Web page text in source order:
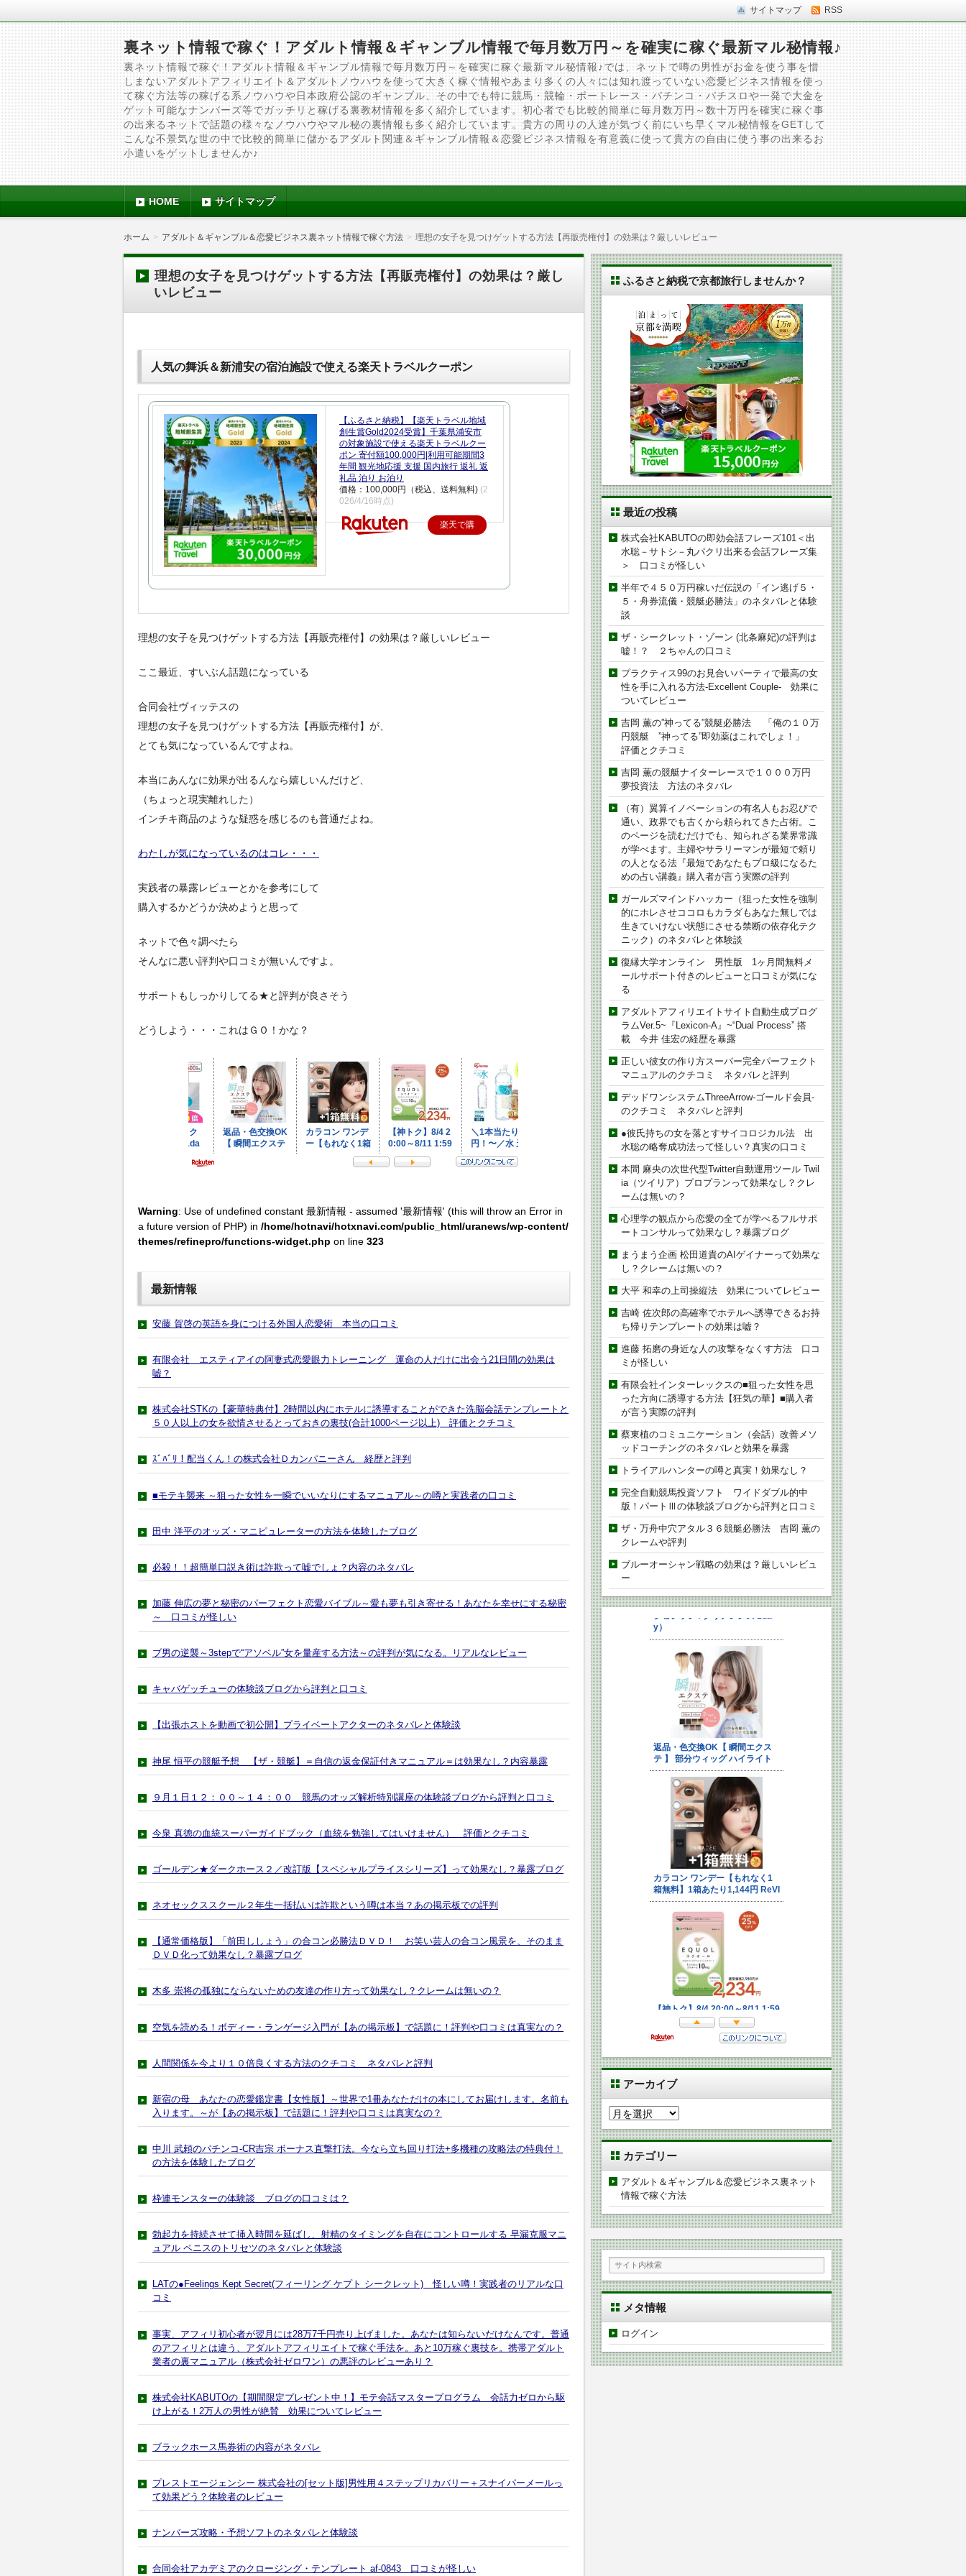
サイトマップ RSS
裏ネット情報で稼ぐ！アダルト情報＆ギャンブル情報で毎月数万円～を確実に稼ぐ最新マル秘情報♪
裏ネット情報で稼ぐ！アダルト情報＆ギャンブル情報で毎月数万円～を確実に稼ぐ最新マル秘情報♪では、ネットで噂の男性がお金を使う事を惜
しまないアダルトアフィリエイト＆アダルトノウハウを使って大きく稼ぐ情報やあまり多くの人々には知れ渡っていない恋愛ビジネス情報を使っ
て稼ぐ方法等の稼げる系ノウハウや日本政府公認のギャンブル、その中でも特に競馬・競輪・ボートレース・パチンコ・パチスロや一発で大金を
ゲット可能なナンバーズ等でガッチリと稼げる裏教材情報を多く紹介しています。初心者でも比較的簡単に毎月数万円～数十万円を確実に稼ぐ事
の出来るネットで話題の様々なノウハウやマル秘の裏情報も多く紹介しています。貴方の周りの人達が気づく前にいち早くマル秘情報をGETして
こんな不景気な世の中で比較的簡単に儲かるアダルト関連＆ギャンブル情報＆恋愛ビジネス情報を有意義に使って貴方の自由に使う事の出来るお
小遣いをゲットしませんか♪
HOME サイトマップ
ホーム アダルト＆ギャンブル＆恋愛ビジネス裏ネット情報で稼ぐ方法 理想の女子を見つけゲットする方法【再販売権付】の効果は？厳しいレビュー
理想の女子を見つけゲットする方法【再販売権付】の効果は？厳し
いレビュー
人気の舞浜＆新浦安の宿泊施設で使える楽天トラベルクーポン
【ふるさと納税】【楽天トラベル地域
創生賞Gold2024受賞】千葉県浦安市
の対象施設で使える楽天トラベルクー
ポン 寄付額100,000円|利用可能期間3
年間 観光地応援 支援 国内旅行 返礼 返
礼品 泊り お泊り
価格：100,000円（税込、送料無料) (2
026/4/16時点)
楽天で購
理想の女子を見つけゲットする方法【再販売権付】の効果は？厳しいレビュー
ここ最近、すいぶん話題になっている
合同会社ヴィッテスの
理想の女子を見つけゲットする方法【再販売権付】が、
とても気になっているんですよね。
本当にあんなに効果が出るんなら嬉しいんだけど、
（ちょっと現実離れした）
インチキ商品のような疑惑を感じるのも普通だよね。
わたしが気になっているのはコレ・・・
実践者の暴露レビューとかを参考にして
購入するかどうか決めようと思って
ネットで色々調べたら
そんなに悪い評判や口コミが無いんですよ。
サポートもしっかりしてる★と評判が良さそう
どうしよう・・・これはＧＯ！かな？
Warning: Use of undefined constant 最新情報 - assumed '最新情報' (this will throw an Error in
a future version of PHP) in /home/hotnavi/hotxnavi.com/public_html/uranews/wp-content/
themes/refinepro/functions-widget.php on line 323
最新情報
安藤 賀啓の英語を身につける外国人恋愛術 本当の口コミ
有限会社 エスティアイの阿妻式恋愛眼力トレーニング 運命の人だけに出会う21日間の効果は
嘘？
株式会社STKの【豪華特典付】2時間以内にホテルに誘導することができた洗脳会話テンプレートと
５０人以上の女を欲情させるとっておきの裏技(合計1000ページ以上) 評価とクチコミ
ｽﾞﾊﾞﾘ！配当くん！の株式会社Ｄカンパニーさん 経歴と評判
■モテキ襲来 ～狙った女性を一瞬でいいなりにするマニュアル～の噂と実践者の口コミ
田中 洋平のオッズ・マニピュレーターの方法を体験したブログ
必殺！！超簡単口説き術は詐欺って嘘でしょ？内容のネタバレ
加藤 伸広の夢と秘密のパーフェクト恋愛バイブル～愛も夢も引き寄せる！あなたを幸せにする秘密
～ 口コミが怪しい
ブ男の逆襲～3stepで“アソベル”女を量産する方法～の評判が気になる。リアルなレビュー
キャバゲッチューの体験談ブログから評判と口コミ
【出張ホストを動画で初公開】プライベートアクターのネタバレと体験談
神尾 恒平の競艇予想 【ザ・競艇】＝自信の返金保証付きマニュアル＝は効果なし？内容暴露
９月１日１２：００～１４：００ 競馬のオッズ解析特別講座の体験談ブログから評判と口コミ
今泉 真徳の血統スーパーガイドブック（血統を勉強してはいけません） 評価とクチコミ
ゴールデン★ダークホース２／改訂版【スペシャルプライスシリーズ】って効果なし？暴露ブログ
ネオセックススクール２年生一括払いは詐欺という噂は本当？あの掲示板での評判
【通常価格版】「前田ししょう」の合コン必勝法ＤＶＤ！ お笑い芸人の合コン風景を、そのまま
ＤＶＤ化って効果なし？暴露ブログ
木多 崇将の孤独にならないための友達の作り方って効果なし？クレームは無いの？
空気を読める！ボディー・ランゲージ入門が【あの掲示板】で話題に！評判や口コミは真実なの？
人間関係を今より１０倍良くする方法のクチコミ ネタバレと評判
新宿の母 あなたの恋愛鑑定書【女性版】～世界で1冊あなただけの本にしてお届けします。名前も
入ります。～が【あの掲示板】で話題に！評判や口コミは真実なの？
中川 武頼のパチンコ-CR吉宗 ボーナス直撃打法。今なら立ち回り打法+多機種の攻略法の特典付！
の方法を体験したブログ
枠連モンスターの体験談 ブログの口コミは？
勃起力を持続させて挿入時間を延ばし、射精のタイミングを自在にコントロールする 早漏克服マニ
ュアル ペニスのトリセツのネタバレと体験談
LATの●Feelings Kept Secret(フィーリング ケプト シークレット) 怪しい噂！実践者のリアルな口
コミ
事実、アフィリ初心者が翌月には28万7千円売り上げました。あなたは知らないだけなんです。普通
のアフィリとは違う、アダルトアフィリエイトで稼ぐ手法を。あと10万稼ぐ裏技を。携帯アダルト
業者の裏マニュアル（株式会社ゼロワン）の悪評のレビューあり？
株式会社KABUTOの【期間限定プレゼント中！】モテ会話マスタープログラム 会話力ゼロから駆
け上がる！2万人の男性が絶賛 効果についてレビュー
ブラックホース馬券術の内容がネタバレ
プレストエージェンシー 株式会社の[セット版]男性用４ステップリカバリー＋スナイパーメールっ
て効果どう？体験者のレビュー
ナンバーズ攻略・予想ソフトのネタバレと体験談
合同会社アカデミアのクロージング・テンプレート af-0843 口コミが怪しい
ふるさと納税で京都旅行しませんか？
最近の投稿
株式会社KABUTOの即効会話フレーズ101＜出
水聡－サトシ－丸パクリ出来る会話フレーズ集
＞ 口コミが怪しい
半年で４５０万円稼いだ伝説の「イン逃げ５・
５・舟券流儀・競艇必勝法」のネタバレと体験
談
ザ・シークレット・ゾーン (北条麻妃)の評判は
嘘！？ ２ちゃんの口コミ
プラクティス99のお見合いパーティで最高の女
性を手に入れる方法-Excellent Couple- 効果に
ついてレビュー
吉岡 薫の”神ってる”競艇必勝法 「俺の１０万
円競艇 ”神ってる”即効薬はこれでしょ！」
評価とクチコミ
吉岡 薫の競艇ナイターレースで１０００万円
夢投資法 方法のネタバレ
（有）翼算イノベーションの有名人もお忍びで
通い、政界でも古くから頼られてきた占術。こ
のページを読むだけでも、知られざる業界常識
が学べます。主婦やサラリーマンが最短で頼り
の人となる法『最短であなたもプロ級になるた
めの占い講義』購入者が言う実際の評判
ガールズマインドハッカー（狙った女性を強制
的にホレさせココロもカラダもあなた無しでは
生きていけない状態にさせる禁断の依存化テク
ニック）のネタバレと体験談
復縁大学オンライン 男性版 1ヶ月間無料メ
ールサポート付きのレビューと口コミが気にな
る
アダルトアフィリエイトサイト自動生成プログ
ラムVer.5~『Lexicon-A』~“Dual Process” 搭
載 今井 佳宏の経歴を暴露
正しい彼女の作り方スーパー完全パーフェクト
マニュアルのクチコミ ネタバレと評判
デッドワンシステムThreeArrow-ゴールド会員-
のクチコミ ネタバレと評判
●彼氏持ちの女を落とすサイコロジカル法 出
水聡の略奪成功法って怪しい？真実の口コミ
本間 麻央の次世代型Twitter自動運用ツール Twil
ia（ツイリア）プロプランって効果なし？クレ
ームは無いの？
心理学の観点から恋愛の全てが学べるフルサポ
ートコンサルって効果なし？暴露ブログ
まうまう企画 松田道貴のAIゲイナーって効果な
し？クレームは無いの？
大平 和幸の上司操縦法 効果についてレビュー
吉崎 佐次郎の高確率でホテルへ誘導できるお持
ち帰りテンプレートの効果は嘘？
進藤 拓磨の身近な人の攻撃をなくす方法 口コ
ミが怪しい
有限会社インターレックスの■狙った女性を思
った方向に誘導する方法【狂気の華】■購入者
が言う実際の評判
蔡東植のコミュニケーション（会話）改善メソ
ッドコーチングのネタバレと効果を暴露
トライアルハンターの噂と真実！効果なし？
完全自動競馬投資ソフト ワイドダブル的中
版！パートⅢの体験談ブログから評判と口コミ
ザ・万舟中穴アタル３６競艇必勝法 吉岡 薫の
クレームや評判
ブルーオーシャン戦略の効果は？厳しいレビュ
ー
アーカイブ
ア
ー
カ
イ
ブ
カテゴリー
アダルト＆ギャンブル＆恋愛ビジネス裏ネット
情報で稼ぐ方法
メタ情報
ログイン